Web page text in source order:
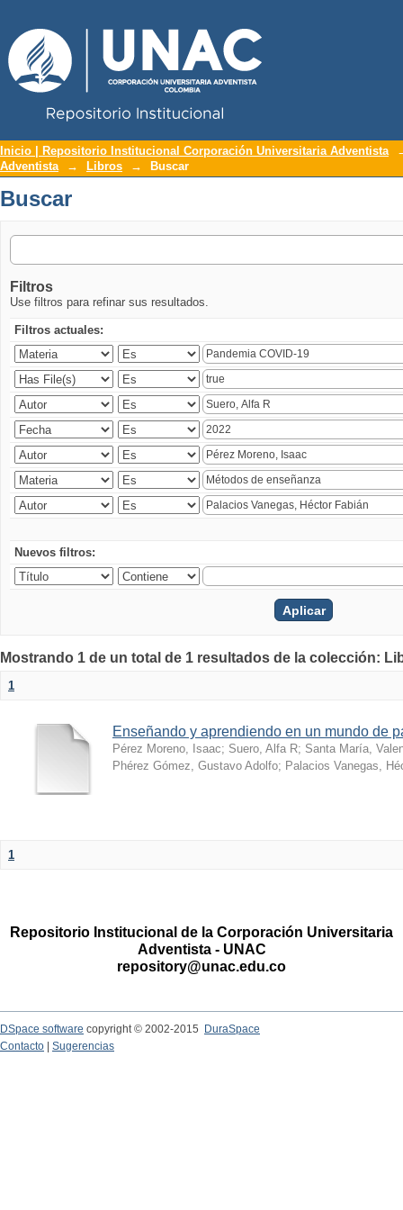
Buscar
Inicio | Repositorio Institucional Corporación Universitaria Adventista
Adventista
→ Libros → Buscar
Buscar
Filtros
Use filtros para refinar sus resultados.
Filtros actuales:
Nuevos filtros:
Mostrando 1 de un total de 1 resultados de la colección:
1
Enseñando y aprendiendo en un mundo de
Pérez Moreno, Isaac; Suero, Alfa R; Santa María,
Phérez Gómez, Gustavo Adolfo; Palacios Vanegas,
1
Repositorio Institucional de la Corporación Universitaria
Adventista - UNAC
repository@unac.edu.co
DSpace software copyright © 2002-2015
DuraSpace
Contacto
Sugerencias